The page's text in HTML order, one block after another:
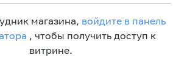
магазина, войдите в панель
, чтобы получить доступ к
витрине.